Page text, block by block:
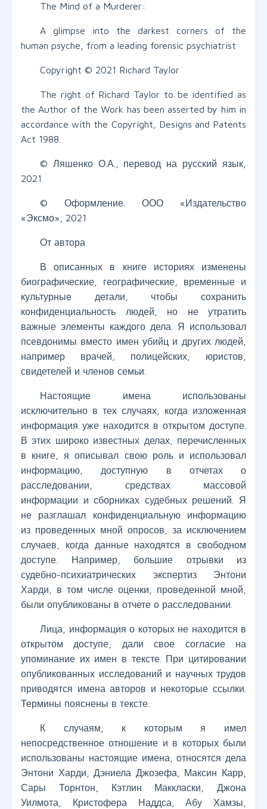
The Mind of a Murderer:
A glimpse into the darkest corners of the
human psyche, from a leading forensic psychiatrist
Copyright © 2021 Richard Taylor
The right of Richard Taylor to be identified as
the Author of the Work has been asserted by him in
accordance with the Copyright, Designs and Patents
Act 1988.
© Ляшенко О.А., перевод на русский язык,
2021
© Оформление. ООО «Издательство
«Эксмо», 2021
От автора
В описанных в книге историях изменены
биографические, географические, временные и
культурные детали, чтобы сохранить
конфиденциальность людей, но не утратить
важные элементы каждого дела. Я использовал
псевдонимы вместо имен убийц и других людей,
например врачей, полицейских, юристов,
свидетелей и членов семьи.
Настоящие имена использованы
исключительно в тех случаях, когда изложенная
информация уже находится в открытом доступе.
В этих широко известных делах, перечисленных
в книге, я описывал свою роль и использовал
информацию, доступную в отчетах о
расследовании, средствах массовой
информации и сборниках судебных решений. Я
не разглашал конфиденциальную информацию
из проведенных мной опросов, за исключением
случаев, когда данные находятся в свободном
доступе. Например, большие отрывки из
судебно-психиатрических экспертиз Энтони
Харди, в том числе оценки, проведенной мной,
были опубликованы в отчете о расследовании.
Лица, информация о которых не находится в
открытом доступе, дали свое согласие на
упоминание их имен в тексте. При цитировании
опубликованных исследований и научных трудов
приводятся имена авторов и некоторые ссылки.
Термины пояснены в тексте.
К случаям, к которым я имел
непосредственное отношение и в которых были
использованы настоящие имена, относятся дела
Энтони Харди, Дэниела Джозефа, Максин Карр,
Сары Торнтон, Кэтлин Маккласки, Джона
Уилмота, Кристофера Наддса, Абу Хамзы,